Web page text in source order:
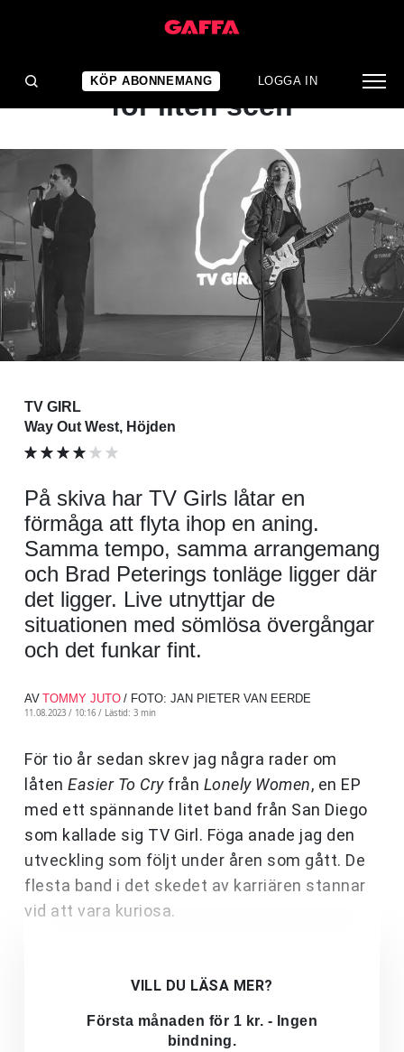
KÖP ABONNEMANG LOGGA IN
KONSERTRECENSION
Solskensmelodier på en
för liten scen
TV GIRL
Way Out West, Höjden
På skiva har TV Girls låtar en
förmåga att flyta ihop en aning.
Samma tempo, samma arrangemang
och Brad Peterings tonläge ligger där
det ligger. Live utnyttjar de
situationen med sömlösa övergångar
och det funkar fint.
AV TOMMY JUTO / FOTO: JAN PIETER VAN EERDE
11.08.2023 / 10:16 / Lästid: 3 min
För tio år sedan skrev jag några rader om
låten Easier To Cryfrån Lonely Women, en EP
med ett spännande litet band från San Diego
som kallade sig TV Girl. Föga anade jag den
utveckling som följt under åren som gått. De
flesta band i det skedet av karriären stannar
vid att vara kuriosa.
VILL DU LÄSA MER?
Första månaden för 1 kr. - Ingen
bindning.